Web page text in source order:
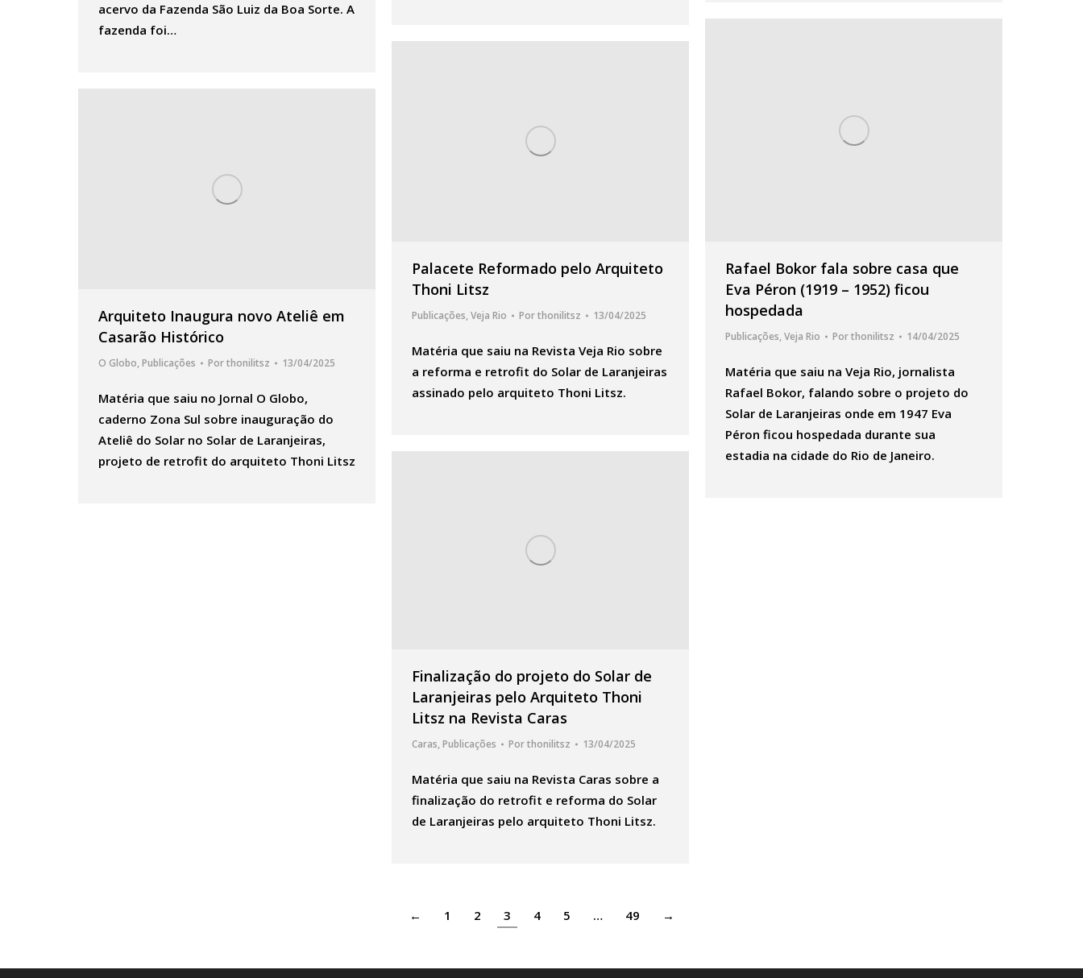
acervo da Fazenda São Luiz da Boa Sorte. A
fazenda foi…
Rafael Bokor fala sobre casa que
Eva Péron (1919 – 1952) ficou
hospedada
Publicações,Veja Rio Porthonilitsz 14/04/2025
Matéria que saiu na Veja Rio, jornalista
Rafael Bokor, falando sobre o projeto do
Solar de Laranjeiras onde em 1947 Eva
Péron ficou hospedada durante sua
estadia na cidade do Rio de Janeiro.
Palacete Reformado pelo Arquiteto
Thoni Litsz
Publicações,Veja Rio Porthonilitsz 13/04/2025
Matéria que saiu na Revista Veja Rio sobre
a reforma e retrofit do Solar de Laranjeiras
assinado pelo arquiteto Thoni Litsz.
Arquiteto Inaugura novo Ateliê em
Casarão Histórico
O Globo,Publicações Porthonilitsz 13/04/2025
Matéria que saiu no Jornal O Globo,
caderno Zona Sul sobre inauguração do
Ateliê do Solar no Solar de Laranjeiras,
projeto de retrofit do arquiteto Thoni Litsz
Finalização do projeto do Solar de
Laranjeiras pelo Arquiteto Thoni
Litsz na Revista Caras
Caras,Publicações Porthonilitsz 13/04/2025
Matéria que saiu na Revista Caras sobre a
finalização do retrofit e reforma do Solar
de Laranjeiras pelo arquiteto Thoni Litsz.
← 1 2 3 4 5 … 49 →